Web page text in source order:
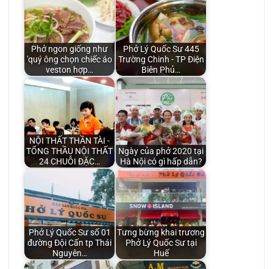
Phở ngon giống như
'quý ông chọn chiếc áo
veston hợp…
Phở Lý Quốc Sư 445
Trường Chinh - TP Điện
Biên Phủ…
NỘI THẤT THẦN TÀI -
TỔNG THẦU NỘI THẤT
24 CHUỖI ĐẶC…
Ngày của phở 2020 tại
Hà Nội có gì hấp dẫn?
Phở Lý Quốc Sư số 01
đường Đội Cấn tp Thái
Nguyên…
Tưng bừng khai trương
Phở Lý Quốc Sư tại
Huế